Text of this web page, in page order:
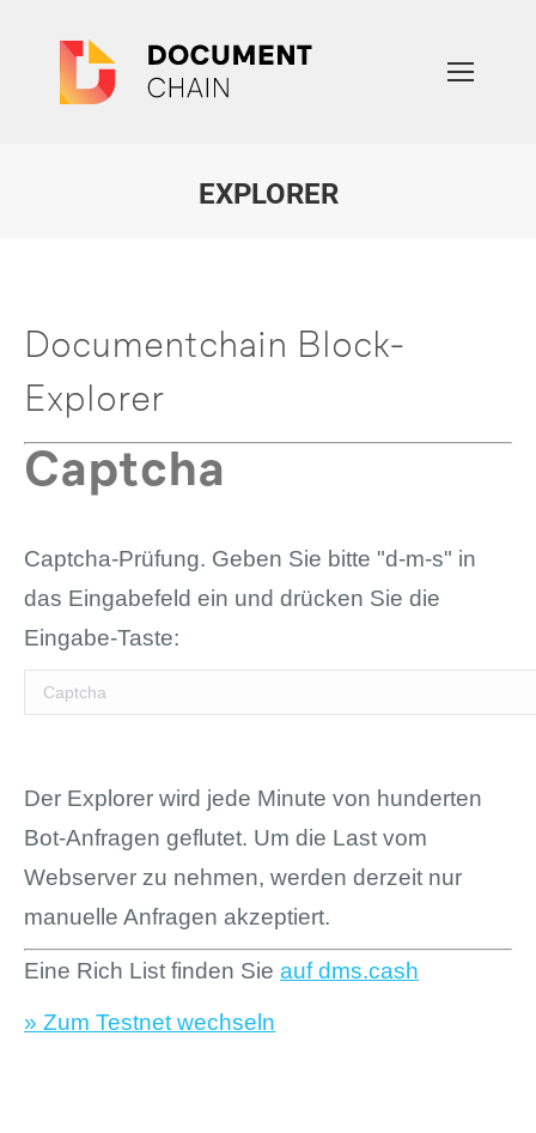
EXPLORER
Documentchain Block-
Explorer
Captcha
Captcha-Prüfung. Geben Sie bitte "d-m-s" in
das Eingabefeld ein und drücken Sie die
Eingabe-Taste:
Der Explorer wird jede Minute von hunderten
Bot-Anfragen geflutet. Um die Last vom
Webserver zu nehmen, werden derzeit nur
manuelle Anfragen akzeptiert.
Eine Rich List finden Sie auf dms.cash
» Zum Testnet wechseln